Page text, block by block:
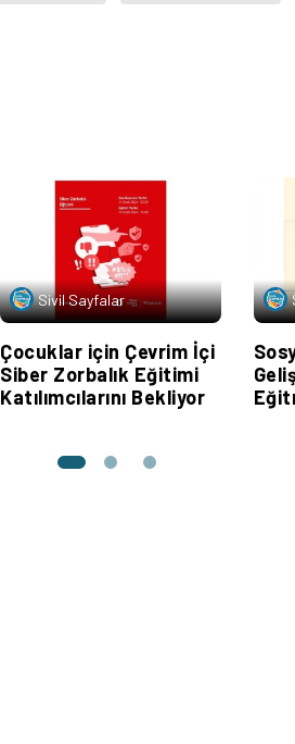
Sivil Sayfalar
Çocuklar için Çevrim İçi
Siber Zorbalık Eğitimi
Katılımcılarını Bekliyor